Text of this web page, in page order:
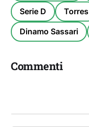
Serie D Torres
Dinamo Sassari
Commenti